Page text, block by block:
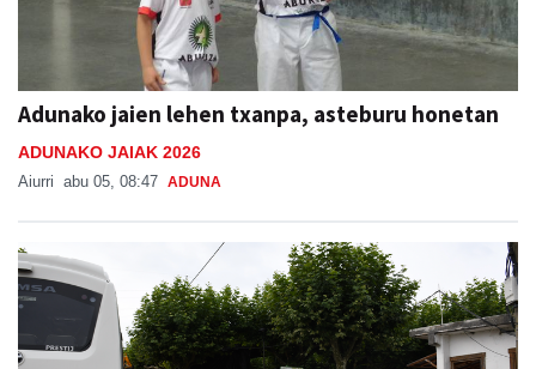
Adunako jaien lehen txanpa, asteburu honetan
ADUNAKO JAIAK 2026
Aiurri abu 05, 08:47 ADUNA